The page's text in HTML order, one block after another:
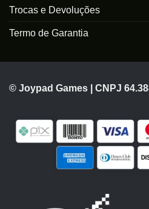
Trocas e Devoluções
Termo de Garantia
© Joypad Games | CNPJ